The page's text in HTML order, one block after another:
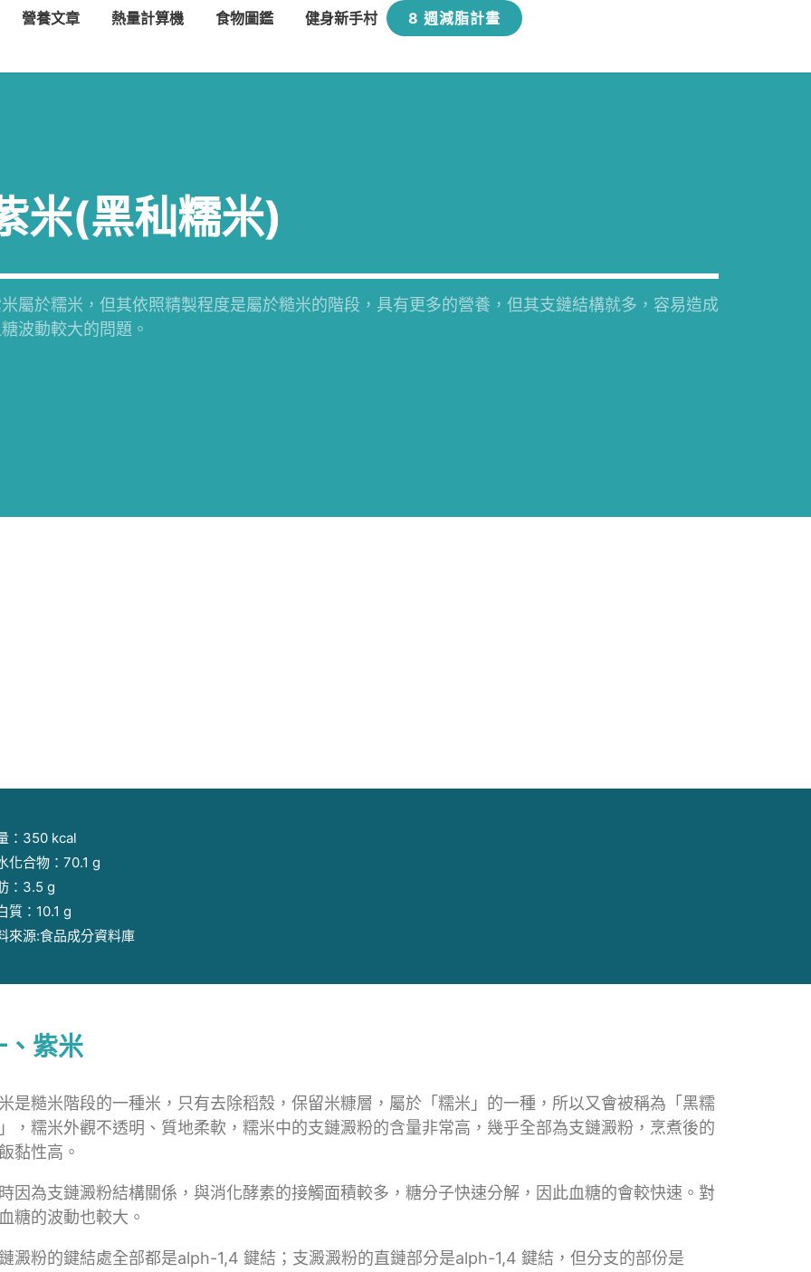
營養文章 熱量計算機 食物圖鑑 健身新手村 8 週減脂計畫
米(黑秈糯米)
屬於糯米，但其依照精製程度是屬於糙米的階段，具有更多的營養，但其支鏈結構就多，容易造成
波動較大的問題。
：350 kcal
化合物：70.1 g
：3.5 g
質：10.1 g
來源:食品成分資料庫
、紫米
是糙米階段的一種米，只有去除稻殼，保留米糠層，屬於「糯米」的一種，所以又會被稱為「黑糯
，糯米外觀不透明、質地柔軟，糯米中的支鏈澱粉的含量非常高，幾乎全部為支鏈澱粉，烹煮後的
黏性高。
因為支鏈澱粉結構關係，與消化酵素的接觸面積較多，糖分子快速分解，因此血糖的會較快速。對
糖的波動也較大。
澱粉的鍵結處全部都是alph-1,4 鍵結；支澱澱粉的直鏈部分是alph-1,4 鍵結，但分支的部份是